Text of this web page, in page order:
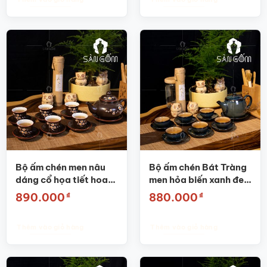
Bộ ấm chén men nâu
dáng cổ họa tiết hoa
đào SG-AC23
890.000 ₫
Bộ ấm chén Bát Tràng
men hỏa biến xanh đen
SG-AC05
880.000 ₫